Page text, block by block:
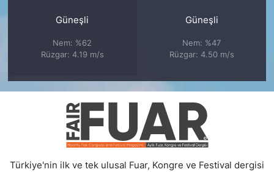
Güneşli
Nem: %62
Rüzgar: 4.19 m/s
Güneşli
Nem: %47
Rüzgar: 4.50 m/s
Türkiye'nin ilk ve tek ulusal Fuar, Kongre ve Festival dergisi